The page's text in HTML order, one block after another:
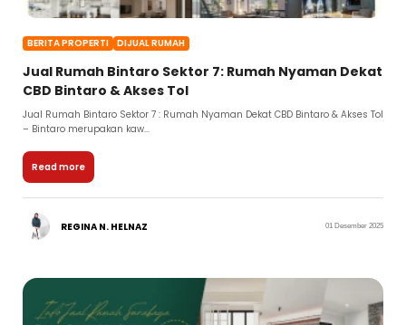
BERITA PROPERTI DIJUAL RUMAH
Jual Rumah Bintaro Sektor 7: Rumah Nyaman Dekat
CBD Bintaro & Akses Tol
Jual Rumah Bintaro Sektor 7 : Rumah Nyaman Dekat CBD Bintaro & Akses Tol
– Bintaro merupakan kaw...
Read more
REGINA N. HELNAZ 01 Desember 2025